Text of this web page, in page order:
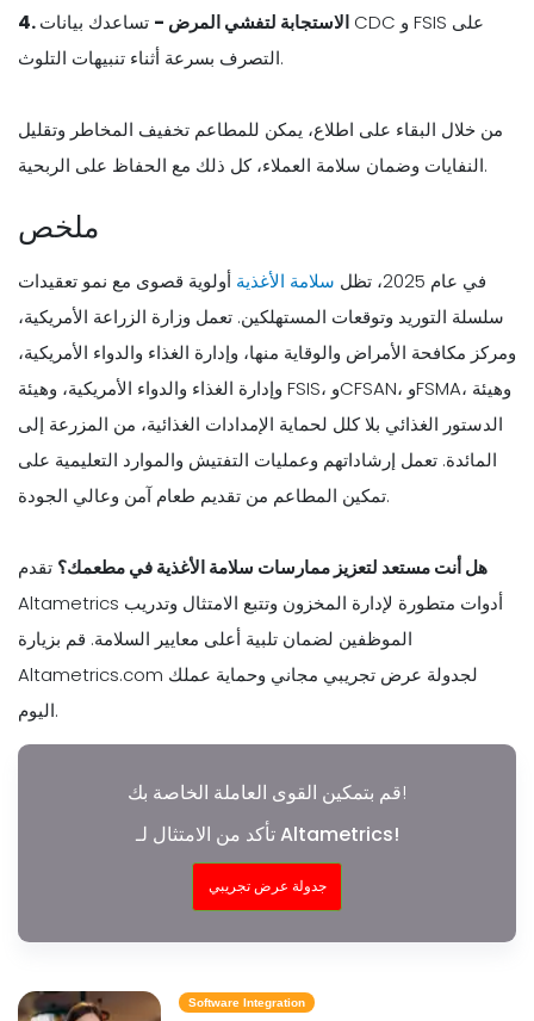
4. الاستجابة لتفشي المرض - تساعدك بيانات CDC و FSIS على
التصرف بسرعة أثناء تنبيهات التلوث.
من خلال البقاء على اطلاع، يمكن للمطاعم تخفيف المخاطر وتقليل
النفايات وضمان سلامة العملاء، كل ذلك مع الحفاظ على الربحية.
ملخص
في عام 2025، تظل سلامة الأغذية أولوية قصوى مع نمو تعقيدات
سلسلة التوريد وتوقعات المستهلكين. تعمل وزارة الزراعة الأمريكية،
ومركز مكافحة الأمراض والوقاية منها، وإدارة الغذاء والدواء الأمريكية،
وإدارة الغذاء والدواء الأمريكية، وهيئة FSIS، وCFSAN، وFSMA، وهيئة
الدستور الغذائي بلا كلل لحماية الإمدادات الغذائية، من المزرعة إلى
المائدة. تعمل إرشاداتهم وعمليات التفتيش والموارد التعليمية على
تمكين المطاعم من تقديم طعام آمن وعالي الجودة.
هل أنت مستعد لتعزيز ممارسات سلامة الأغذية في مطعمك؟ تقدم
Altametrics أدوات متطورة لإدارة المخزون وتتبع الامتثال وتدريب
الموظفين لضمان تلبية أعلى معايير السلامة. قم بزيارة
Altametrics.com لجدولة عرض تجريبي مجاني وحماية عملك
اليوم.
قم بتمكين القوى العاملة الخاصة بك!
تأكد من الامتثال لـ Altametrics!
جدولة عرض تجريبي
Software Integration